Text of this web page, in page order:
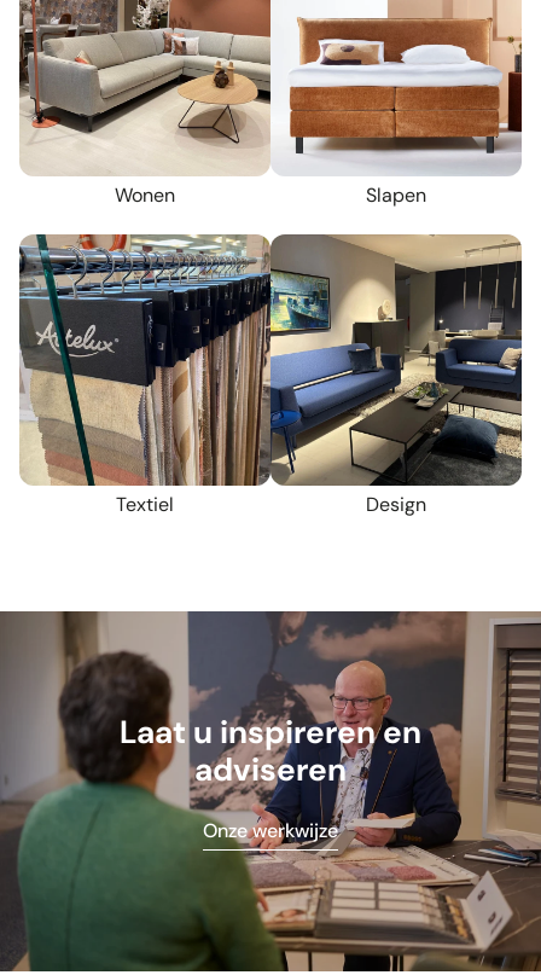
Wonen Slapen
Textiel Design
Laat u inspireren en
adviseren
Onze werkwijze